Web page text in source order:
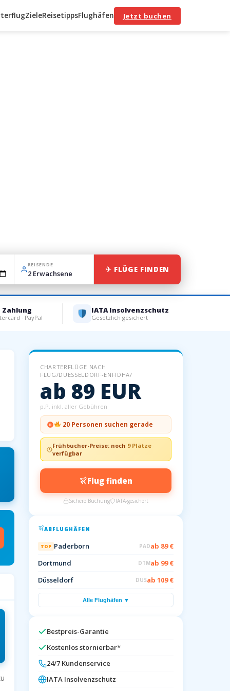
ZieleReisetippsFlughäfen Jetzt buchen
REISENDE
✈ FLÜGE FINDEN
Zahlung
· PayPal
IATA Insolvenzschutz
Gesetzlich gesichert
CHARTERFLÜGE NACH
FLUG/DUESSELDORF-ENFIDHA/
ab 89 EUR
p.P. inkl. aller Gebühren
20 Personen suchen gerade
Frühbucher-Preise: noch 9 Plätze
verfügbar
Flug finden
Sichere Buchung IATA-gesichert
ABFLUGHÄFEN
TOP Paderborn PADab 89 €
Dortmund
DTMab 99 €
Düsseldorf
DUSab 109 €
Alle Flughäfen ▼
Bestpreis-Garantie
Kostenlos stornierbar*
24/7 Kundenservice
IATA Insolvenzschutz